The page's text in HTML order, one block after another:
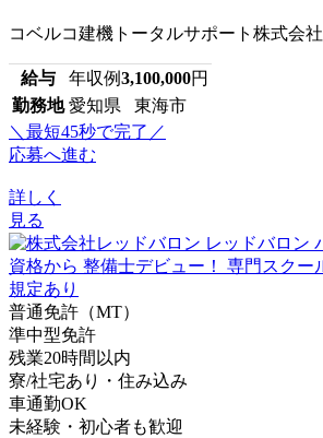
コベルコ建機トータルサポート株式会社
給与 年収例3,100,000円
勤務地 愛知県 東海市
＼最短45秒で完了／
応募へ進む
詳しく
見る
普通免許（MT）
準中型免許
残業20時間以内
寮/社宅あり・住み込み
車通勤OK
未経験・初心者も歓迎